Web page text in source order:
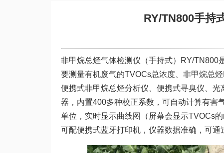
RY/TN800手持
非甲烷总烃气体检测仪（手持式）RY/TN800
要测量有机废气的TVOCs总浓度、非甲烷总
便携式非甲烷总烃分析仪、便携式寻臭仪、
器，内置400多种校正系数，可自动计算有害
单位，实时显示曲线图（屏幕会显示TVOCs
可配便携式蓝牙打印机，仪器数据准确，可通